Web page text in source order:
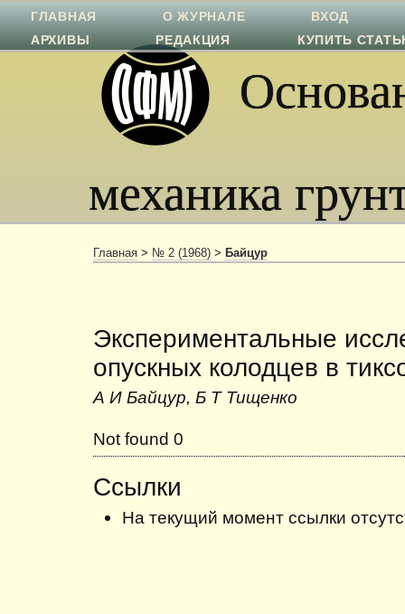
механика
ГЛАВНАЯ О ЖУРНАЛЕ
ВХОД
АРХИВЫ
РЕДАКЦИЯ КУПИТЬ
Главная > № 2 (1968) > Байцур
Экспериментальные
опускных колодцев в
А И Байцур, Б Т Тищенко
Not found 0
Ссылки
На текущий момент ссылки